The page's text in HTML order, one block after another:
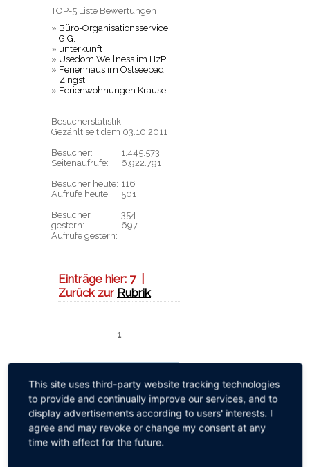
TOP-5 Liste Bewertungen
» Büro-Organisationsservice
G.G.
» unterkunft
» Usedom Wellness im HzP
» Ferienhaus im Ostseebad
Zingst
» Ferienwohnungen Krause
Besucherstatistik
Gezählt seit dem 03.10.2011
Besucher:
Seitenaufrufe:
Besucher heute:
Aufrufe heute:
Besucher
gestern:
Aufrufe gestern:
1.445.573
6.922.791
116
501
354
697
Einträge hier: 7|
Zurück zur Rubrik
1
Küchenplanung
Kirsch Werkstätten aus
München Grünwald -
Küchenplanung und
Anspruchsvolle. Von der
Gestaltung der Küche bis
This site uses third-party website tracking technologies
to provide and continually improve our services, and to
display advertisements according to users' interests. I
agree and may revoke or change my consent at any
time with effect for the future.